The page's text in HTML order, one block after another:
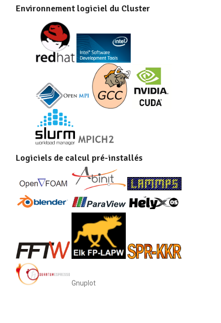
Environnement logiciel du Cluster
Logiciels de calcul pré-installés
Gnuplot